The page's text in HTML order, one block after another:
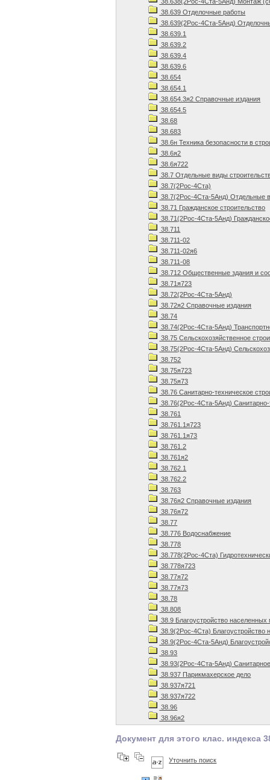
38.639 Отделочные работы
38.639(2Рос-4Ста-5Анд)
38.639.1
38.639.2
38.639.4
38.639.6
38.654
38.654.1
38.654.3я2 Справочные издания
38.654.5
38.68
38.683
38.6н Техника безопасности в
38.6я2
38.6я722
38.7 Отдельные виды
38.7(2Рос-4Ста)
38.7(2Рос-4Ста-5Анд) Отдельные
38.71 Гражданское строительство
38.71(2Рос-4Ста-5Анд)
38.711
38.711-02
38.711-02я6
38.711-08
38.712 Общественные здания и
38.71я723
38.72(2Рос-4Ста-5Анд)
38.72я2 Справочные издания
38.74
38.74(2Рос-4Ста-5Анд)
38.75 Сельскохозяйственное
38.75(2Рос-4Ста-5Анд)
38.752
38.75я723
38.75я73
38.76 Санитарно-техническое
38.76(2Рос-4Ста-5Анд) Санитарно-
38.761
38.761.1я723
38.761.1я73
38.761.2
38.761я2
38.762.1
38.762.2
38.763
38.76я2 Справочные издания
38.76я72
38.77
38.776 Водоснабжение
38.778
38.778(2Рос-4Ста)
38.778я723
38.77я72
38.77я73
38.78
38.808
38.9 Благоустройство населенных
38.9(2Рос-4Ста) Благоустройство
38.9(2Рос-4Ста-5Анд)
38.93
38.93(2Рос-4Ста-5Анд)
38.937 Парикмахерское дело
38.937я721
38.937я722
38.96
38.96я2
Документ для этого клас. индекса
Уточнить поиск